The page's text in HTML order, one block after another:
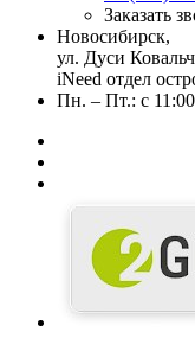
Заказать
Новосибирск,
ул. Дуси
iNeed отдел
Пн. – Пт.: с